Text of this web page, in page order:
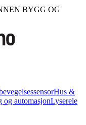
BYGG OG
Hus &
og automasjonLyserele